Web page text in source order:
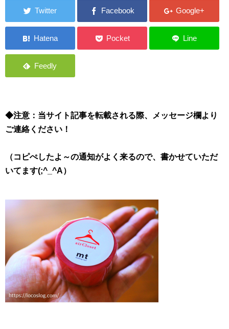
◆注意：当サイト記事を転載される際、メッセージ欄より
ご連絡ください！
（コピぺしたよ～の通知がよく来るので、書かせていただ
いてます(;^_^A）